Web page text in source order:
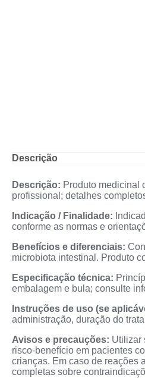
Descrição
Descrição: Produto medicinal
profissional; detalhes
Indicação / Finalidade:
conforme as normas e
Benefícios e diferenciais:
microbiota intestinal. Produto
Especificação técnica:
embalagem e bula; consulte
Instruções de uso (se
administração, duração do
Avisos e precauções: Utilizar
risco-benefício em pacientes
crianças. Em caso de reações
completas sobre